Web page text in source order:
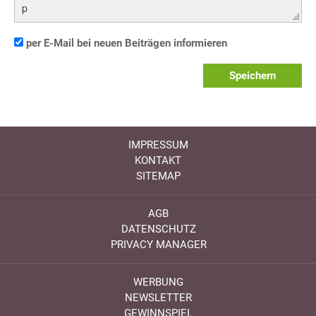
p
per E-Mail bei neuen Beiträgen informieren
Speichern
IMPRESSUM
KONTAKT
SITEMAP
AGB
DATENSCHUTZ
PRIVACY MANAGER
WERBUNG
NEWSLETTER
GEWINNSPIEL